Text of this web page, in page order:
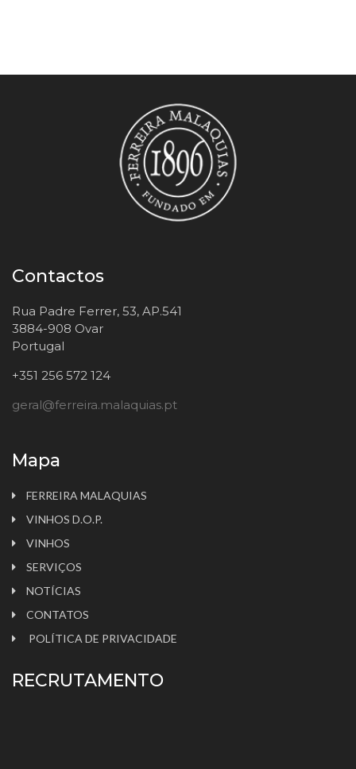
Contactos
Rua Padre Ferrer, 53, AP.541
3884-908 Ovar
Portugal
+351 256 572 124
geral@ferreira.malaquias.pt
Mapa
FERREIRA MALAQUIAS
VINHOS D.O.P.
VINHOS
SERVIÇOS
NOTÍCIAS
CONTATOS
POLÍTICA DE PRIVACIDADE
RECRUTAMENTO